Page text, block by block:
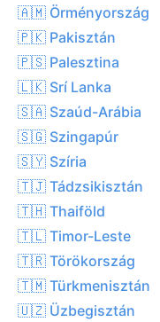
🇦🇲 Örményország
🇵🇰 Pakisztán
🇵🇸 Palesztina
🇱🇰 Srí Lanka
🇸🇦 Szaúd-Arábia
🇸🇬 Szingapúr
🇸🇾 Szíria
🇹🇯 Tádzsikisztán
🇹🇭 Thaiföld
🇹🇱 Timor-Leste
🇹🇷 Törökország
🇹🇲 Türkmenisztán
🇺🇿 Üzbegisztán